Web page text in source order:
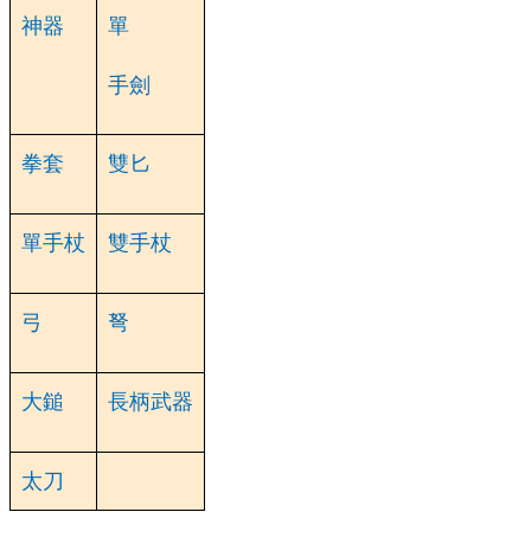
神器 單
手劍
拳套 雙匕
單手杖 雙手杖
弓 弩
大鎚 長柄武器
太刀